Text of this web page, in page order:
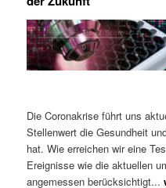
Die Coronakrise führt uns
Stellenwert die Gesundheit
hat. Wie erreichen wir eine
Ereignisse wie die aktuellen
angemessen berücksichtigt...